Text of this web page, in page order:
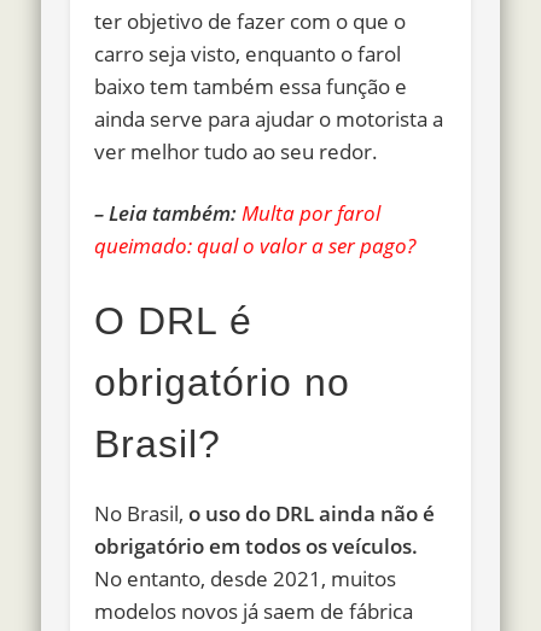
ter objetivo de fazer com o que o
carro seja visto, enquanto o farol
baixo tem também essa função e
ainda serve para ajudar o motorista a
ver melhor tudo ao seu redor.
– Leia também: Multa por farol
queimado: qual o valor a ser pago?
O DRL é
obrigatório no
Brasil?
No Brasil,o uso do DRL ainda não é
obrigatório em todos os veículos.
No entanto, desde 2021, muitos
modelos novos já saem de fábrica